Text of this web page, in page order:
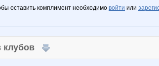
оставить комплимент необходимо войти или
клубов